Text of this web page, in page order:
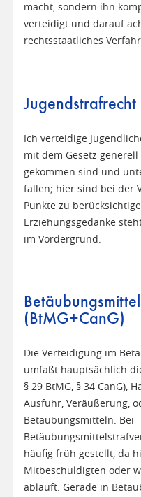
macht, sondern ihn
verteidigt und darauf
rechtsstaatliches
Jugendstrafrecht
Ich verteidige
mit dem Gesetz
gekommen sind und
fallen; hier sind bei der
Punkte zu
Erziehungsgedanke
im Vordergrund.
(BtMG+CanG)
Die Verteidigung im
umfaßt hauptsächlich
§ 29 BtMG, § 34 CanG),
Ausfuhr, Veräußerung,
Betäubungsmitteln. Bei
häufig früh gestellt, da
Mitbeschuldigten oder
abläuft. Gerade in